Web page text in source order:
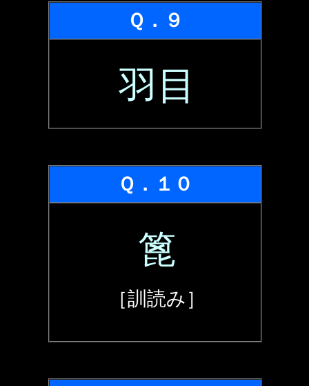
Ｑ．９
羽目
Ｑ．１０
篦
［訓読み］